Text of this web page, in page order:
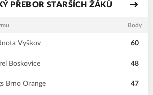
PŘEBOR STARŠÍCH ŽÁKŮ
Body
Vyškov 60
Boskovice 48
Brno Orange 47